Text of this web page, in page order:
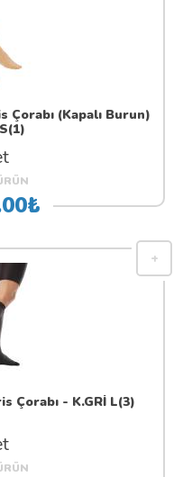
Çorabı (Kapalı Burun)
Çorabı - K.GRİ L(3)